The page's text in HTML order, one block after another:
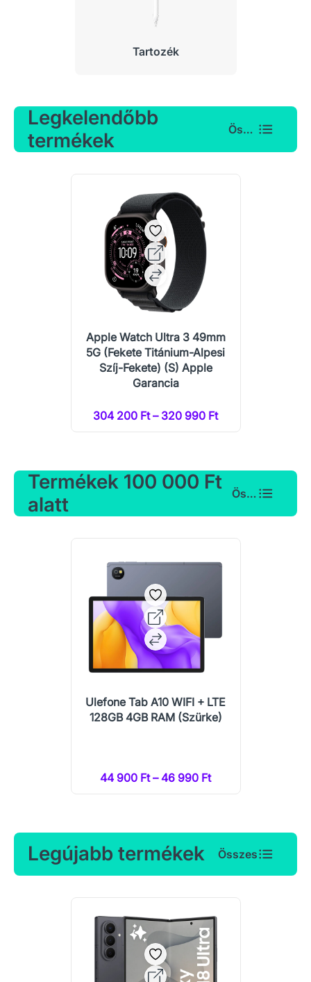
Tartozék
Legkelendőbb
termékek
Összes
Apple Watch Ultra 3 49mm
5G (Fekete Titánium-Alpesi
Szíj-Fekete) (S) Apple
Garancia
304 200 Ft – 320 990 Ft
Termékek 100 000 Ft
alatt
Összes
Ulefone Tab A10 WIFI + LTE
128GB 4GB RAM (Szürke)
44 900 Ft – 46 990 Ft
Legújabb termékek Összes